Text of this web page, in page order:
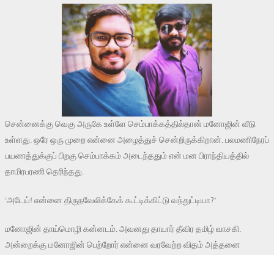
சென்னைக்கு வெகு அருகே உள்ளே செம்பாக்கத்தில்தான் மனோஜின் வீடு
உள்ளது. ஒரே ஒரு முறை என்னை அழைத்துச் சென்றிருக்கிறான். பலமணிநேரப்
பயணத்துக்குப் பிறகு செம்பாக்கம் அடைந்ததும் என் மன பிராந்தியத்தில்
தாமிரபரணி தெரிந்தது.
‘அடேய்! என்னை திருநவேலிக்கேக் கூட்டிக்கிட்டு வந்துட்டியா?’
மனோஜின் தாய்மொழி கன்னடம். அவனது தாயார் தீவிர தமிழ் வாசகி.
அன்றைக்கு மனோஜின் பெற்றோர் என்னை வரவேற்ற விதம் அத்தனை